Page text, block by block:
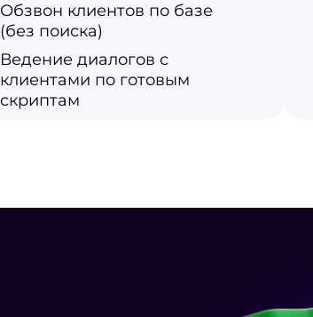
Обзвон клиентов по базе
(без поиска)
Ведение диалогов с
клиентами по готовым
скриптам